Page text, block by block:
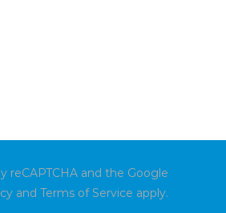
reCAPTCHA and the Google
and Terms of Service apply.